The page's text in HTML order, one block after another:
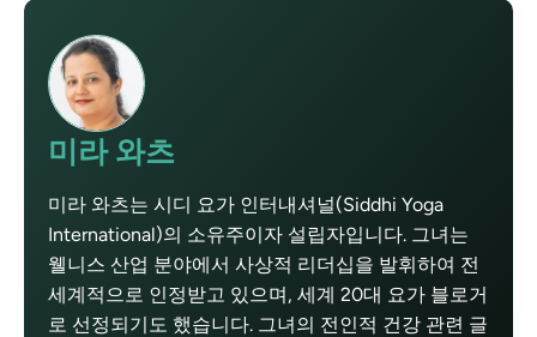
미라 와츠
미라 와츠는 시디 요가 인터내셔널(Siddhi Yoga
International)의 소유주이자 설립자입니다. 그녀는
웰니스 산업 분야에서 사상적 리더십을 발휘하여 전
세계적으로 인정받고 있으며, 세계 20대 요가 블로거
로 선정되기도 했습니다. 그녀의 전인적 건강 관련 글